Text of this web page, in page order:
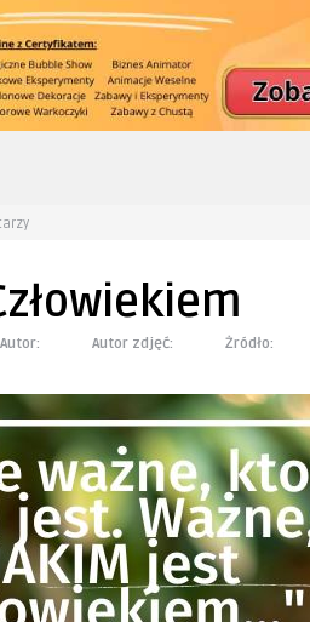
Autor: Autor zdjęć: Żródło: